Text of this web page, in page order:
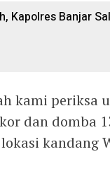
Kapolres Banjar
kami periksa
dan domba
kandang